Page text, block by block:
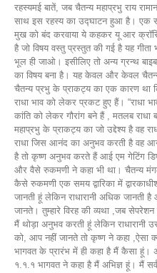
रहस्यमई बातें, जब चैतन्य महाप्रभु राय
साथ इस रहस्य का उद्घाटन हुआ है। एक
मुख को बंद करवाया ये कहकर यू आर
है जो विषय वस्तु प्रस्तुत की गई है यह
भूल ही जाओ। इसीलिए तो अन्य ग्रन्थ
का विषय बना है। यह केवल और केवल
चैतन्य प्रभु के प्राकट्य का एक कारण था
राधा भाव को लेकर प्रकट हुए हैं। “राधा
कांति को लेकर गौरांग बने हैं , मतलब
महाप्रभु के प्राकट्य का जो उद्देश्य है वह
राधा जिस आनंद का अनुभव करती है वह
है तो कृष्ण अनुभव करते हैं आई एम गेटिंग
और वैसे रुकमणी ने कहा भी था। चैतन्य
कैसे रुकमणी एक समय द्वारिका में
जानती हूं लेकिन राधारानी अधिक
जानते। तुम्हारे विरह की व्यथा ,जब
मैं थोड़ा अनुभव करती हूं लेकिन राधारानी
को, आप नहीं जानते तो कृष्ण ने कहा ,ऐसा
भागवत के प्रारंभ में ही कहा है मैं कैसा हूं।
१.१.१ भागवत ने कहा है मैं अभिज्ञ हूं। मैं